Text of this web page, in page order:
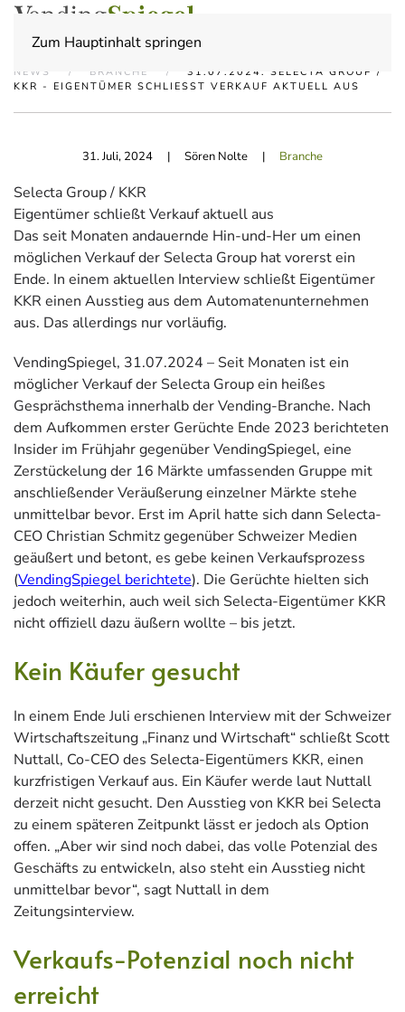
Zum Hauptinhalt springen
NEWS BRANCHE
31.07.2024: SELECTA GROUP /
KKR - EIGENTÜMER SCHLIESST VERKAUF AKTUELL AUS
31. Juli, 2024 | Sören Nolte | Branche
Selecta Group / KKR
Eigentümer schließt Verkauf aktuell aus
Das seit Monaten andauernde Hin-und-Her um einen
möglichen Verkauf der Selecta Group hat vorerst ein
Ende. In einem aktuellen Interview schließt Eigentümer
KKR einen Ausstieg aus dem Automatenunternehmen
aus. Das allerdings nur vorläufig.
VendingSpiegel, 31.07.2024 – Seit Monaten ist ein
möglicher Verkauf der Selecta Group ein heißes
Gesprächsthema innerhalb der Vending-Branche. Nach
dem Aufkommen erster Gerüchte Ende 2023 berichteten
Insider im Frühjahr gegenüber VendingSpiegel, eine
Zerstückelung der 16 Märkte umfassenden Gruppe mit
anschließender Veräußerung einzelner Märkte stehe
unmittelbar bevor. Erst im April hatte sich dann Selecta-
CEO Christian Schmitz gegenüber Schweizer Medien
geäußert und betont, es gebe keinen Verkaufsprozess
(VendingSpiegel berichtete). Die Gerüchte hielten sich
jedoch weiterhin, auch weil sich Selecta-Eigentümer KKR
nicht offiziell dazu äußern wollte – bis jetzt.
Kein Käufer gesucht
In einem Ende Juli erschienen Interview mit der Schweizer
Wirtschaftszeitung „Finanz und Wirtschaft“ schließt Scott
Nuttall, Co-CEO des Selecta-Eigentümers KKR, einen
kurzfristigen Verkauf aus. Ein Käufer werde laut Nuttall
derzeit nicht gesucht. Den Ausstieg von KKR bei Selecta
zu einem späteren Zeitpunkt lässt er jedoch als Option
offen. „Aber wir sind noch dabei, das volle Potenzial des
Geschäfts zu entwickeln, also steht ein Ausstieg nicht
unmittelbar bevor“, sagt Nuttall in dem
Zeitungsinterview.
Verkaufs-Potenzial noch nicht
erreicht